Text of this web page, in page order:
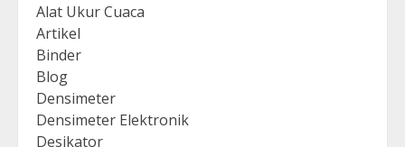
Alat Ukur Cuaca
Artikel
Binder
Blog
Densimeter
Densimeter Elektronik
Desikator